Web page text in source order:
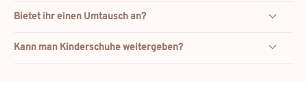
Bietet ihr einen Umtausch an?
Kann man Kinderschuhe weitergeben?